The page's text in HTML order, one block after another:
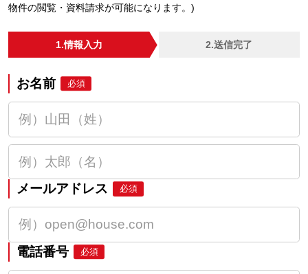
物件の閲覧・資料請求が可能になります。)
1.情報入力 2.送信完了
お名前 必須
メールアドレス 必須
電話番号 必須